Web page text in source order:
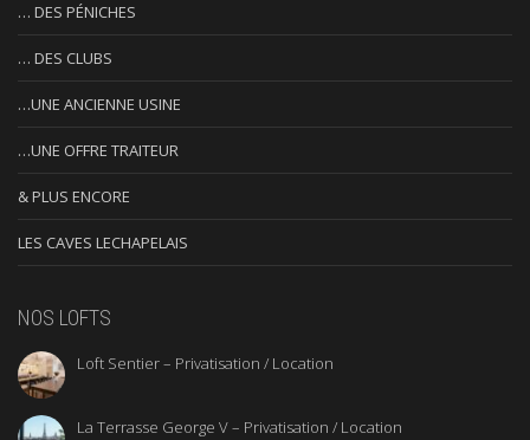
… DES PÉNICHES
… DES CLUBS
…UNE ANCIENNE USINE
…UNE OFFRE TRAITEUR
& PLUS ENCORE
LES CAVES LECHAPELAIS
NOS LOFTS
Loft Sentier – Privatisation / Location
La Terrasse George V – Privatisation / Location